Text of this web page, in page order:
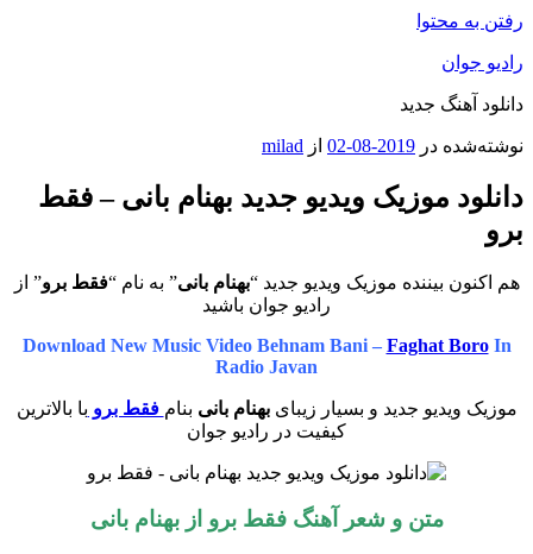
رفتن به محتوا
رادیو جوان
دانلود آهنگ جدید
نوشته‌شده در 2019-08-02 از milad
دانلود موزیک ویدیو جدید بهنام بانی – فقط
برو
هم اکنون بیننده موزیک ویدیو جدید “بهنام بانی” به نام “فقط برو” از
رادیو جوان باشید
Download New Music Video Behnam Bani – Faghat BoroIn
Radio Javan
موزیک ویدیو جدید و بسیار زیبایبهنام بانی بنام فقط برو با بالاترین
کیفیت در رادیو جوان
متن و شعر آهنگ فقط برو ازبهنام بانی